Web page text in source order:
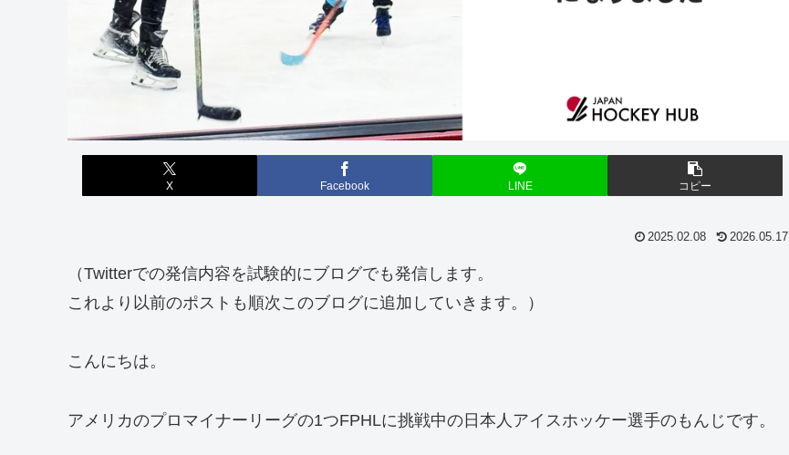
X Facebook LINE コピー
2025.02.08 2026.05.17
（Twitterでの発信内容を試験的にブログでも発信します。
これより以前のポストも順次このブログに追加していきます。）
こんにちは。
アメリカのプロマイナーリーグの1つFPHLに挑戦中の日本人アイスホッケー選手のもんじです。